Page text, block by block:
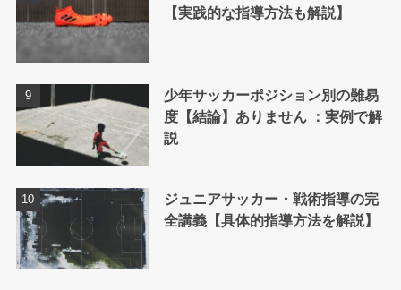
【実践的な指導方法も解説】
少年サッカーポジション別の難易
度【結論】ありません ：実例で解
説
ジュニアサッカー・戦術指導の完
全講義【具体的指導方法を解説】